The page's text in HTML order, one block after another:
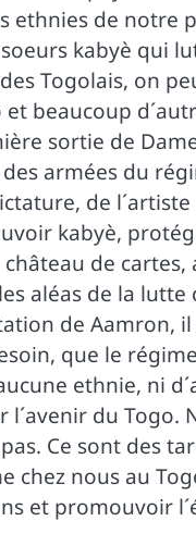
de notre
kabyè qui
Togolais, on
beaucoup
sortie de
armées du
de l´artiste
kabyè,
de
aléas de la
de Aamron,
que le
ethnie, ni
du Togo.
Ce sont des
chez nous au
et promouvoir